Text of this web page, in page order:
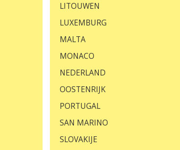
LITOUWEN
LUXEMBURG
MALTA
MONACO
NEDERLAND
OOSTENRIJK
PORTUGAL
SAN MARINO
SLOVAKIJE